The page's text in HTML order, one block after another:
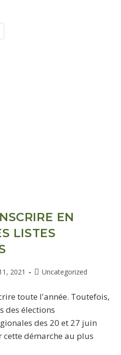
EN
LISTES
2021 Uncategorized
toute l'année. Toutefois,
des élections
des 20 et 27 juin
démarche au plus